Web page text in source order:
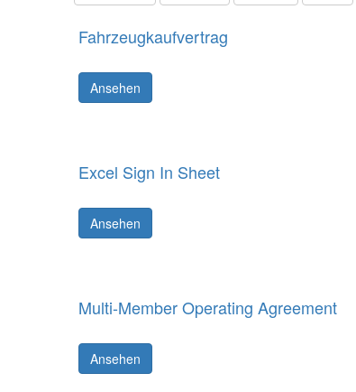
Fahrzeugkaufvertrag
Ansehen
Excel Sign In Sheet
Ansehen
Multi-Member Operating Agreement
Ansehen